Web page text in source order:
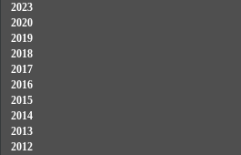
2023
2020
2019
2018
2017
2016
2015
2014
2013
2012